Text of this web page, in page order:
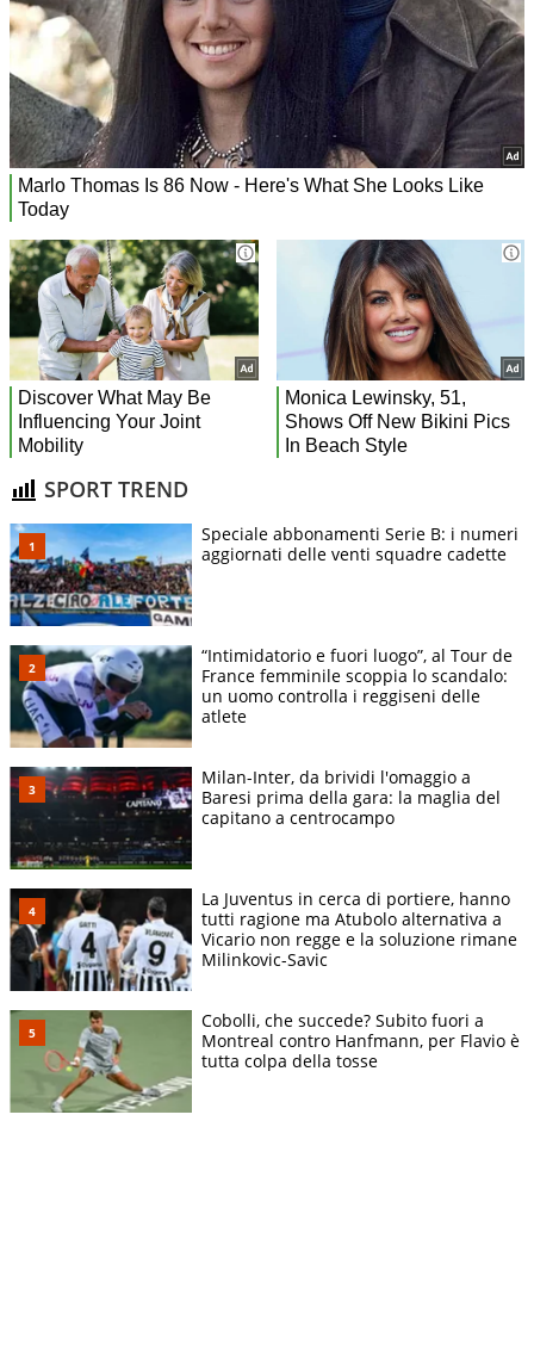
SPORT TREND
Speciale abbonamenti Serie B: i numeri
aggiornati delle venti squadre cadette
“Intimidatorio e fuori luogo”, al Tour de
France femminile scoppia lo scandalo:
un uomo controlla i reggiseni delle
atlete
Milan-Inter, da brividi l'omaggio a
Baresi prima della gara: la maglia del
capitano a centrocampo
La Juventus in cerca di portiere, hanno
tutti ragione ma Atubolo alternativa a
Vicario non regge e la soluzione rimane
Milinkovic-Savic
Cobolli, che succede? Subito fuori a
Montreal contro Hanfmann, per Flavio è
tutta colpa della tosse